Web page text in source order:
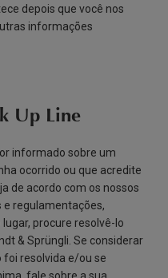
depois que você nos
informações
Up Line
informado sobre um
ocorrido ou que acredite
de acordo com os nossos
e regulamentações,
procure resolvê-lo
& Sprüngli. Se considerar
foi resolvida e/ou se